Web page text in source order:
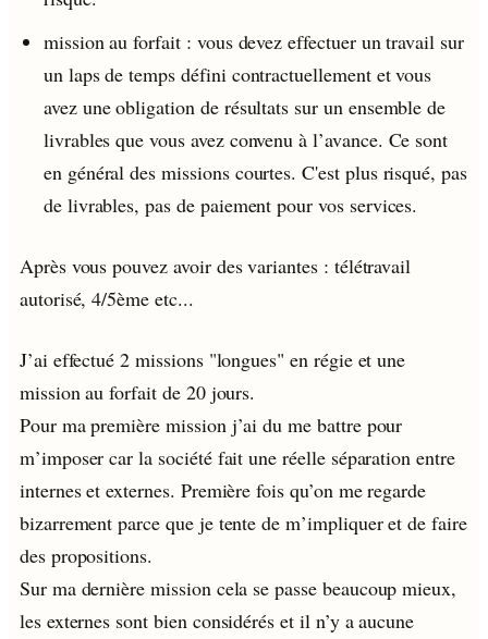
mission au forfait : vous devez effectuer un travail sur
un laps de temps défini contractuellement et vous
avez une obligation de résultats sur un ensemble de
livrables que vous avez convenu à l’avance. Ce sont
en général des missions courtes. C'est plus risqué, pas
de livrables, pas de paiement pour vos services.
Après vous pouvez avoir des variantes : télétravail
autorisé, 4/5ème etc...
J’ai effectué 2 missions "longues" en régie et une
mission au forfait de 20 jours.
Pour ma première mission j’ai du me battre pour
m’imposer car la société fait une réelle séparation entre
internes et externes. Première fois qu’on me regarde
bizarrement parce que je tente de m’impliquer et de faire
des propositions.
Sur ma dernière mission cela se passe beaucoup mieux,
les externes sont bien considérés et il n’y a aucune